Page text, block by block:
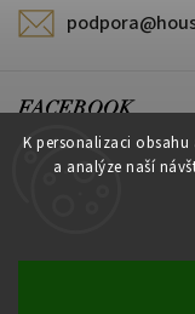
K personalizaci
a analýze naší
FACEBOOK